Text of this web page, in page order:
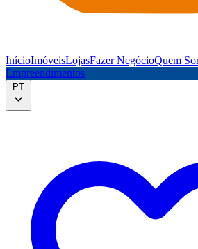
InícioImóveisLojasFazer NegócioQuem
Empreendimentos